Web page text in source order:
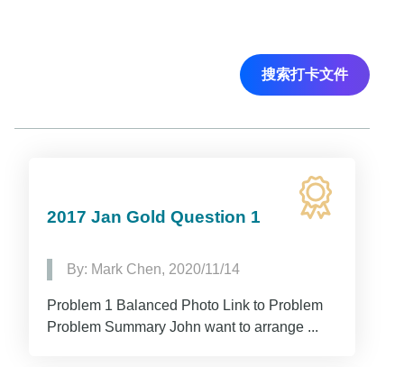
搜索打卡文件
2017 Jan Gold Question 1
By: Mark Chen, 2020/11/14
Problem 1 Balanced Photo Link to Problem
Problem Summary John want to arrange ...